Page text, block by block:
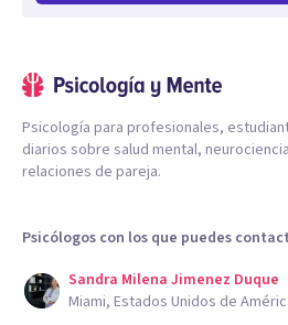
Psicología para profesionales,
diarios sobre salud mental,
relaciones de pareja.
Psicólogos con los que puedes
Sandra Milena Jimenez Duque
Miami, Estados Unidos de